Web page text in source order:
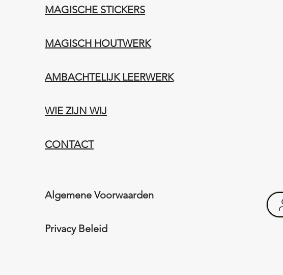
MAGISCHE STICKERS
MAGISCH HOUTWERK
AMBACHTELIJK LEERWERK​
WIE ZIJN WIJ​​
CONTACT
Algemene Voorwaarden
Privacy Beleid